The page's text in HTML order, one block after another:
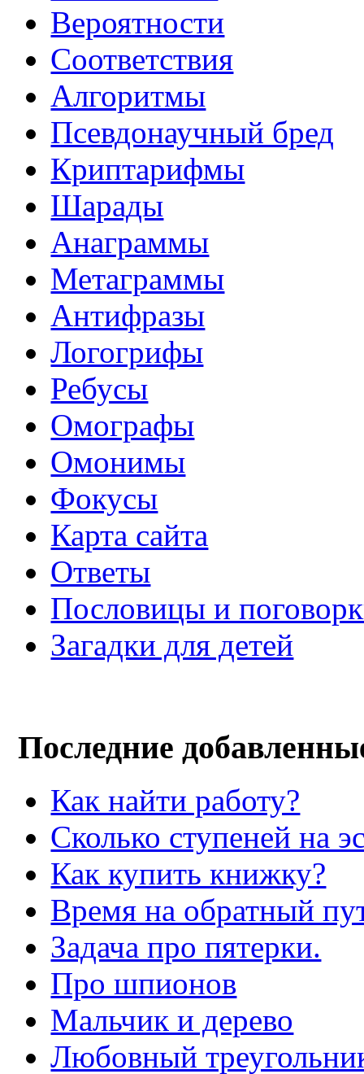
Вероятности
Соответствия
Алгоритмы
Псевдонаучный бред
Криптарифмы
Шарады
Анаграммы
Метаграммы
Антифразы
Логогрифы
Ребусы
Омографы
Омонимы
Фокусы
Карта сайта
Ответы
Пословицы и
Загадки для детей
Последние
Как найти работу?
Сколько ступеней на
Как купить книжку?
Время на обратный
Задача про пятерки.
Про шпионов
Мальчик и дерево
Любовный